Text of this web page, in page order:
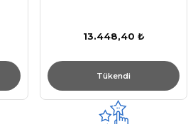
13.448,40 ₺
Tükendi